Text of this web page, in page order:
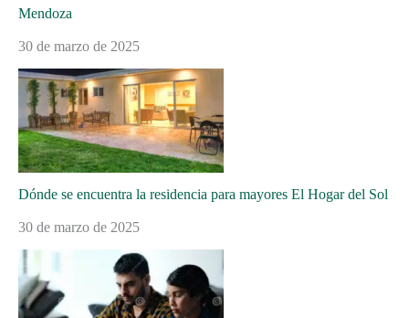
Mendoza
30 de marzo de 2025
Dónde se encuentra la residencia para mayores El Hogar del Sol
30 de marzo de 2025